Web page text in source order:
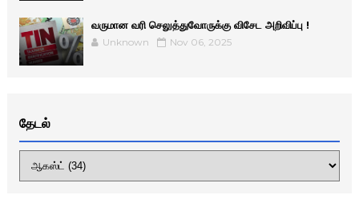
வருமான வரி செலுத்துவோருக்கு விசேட அறிவிப்பு !
Unknown Nov 06, 2025
தேடல்